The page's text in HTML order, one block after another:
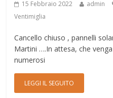
15 Febbraio 2022 admin
Ventimiglia
Cancello chiuso , pannelli
Martini ….In attesa, che
numerosi
LEGGI IL SEGUITO